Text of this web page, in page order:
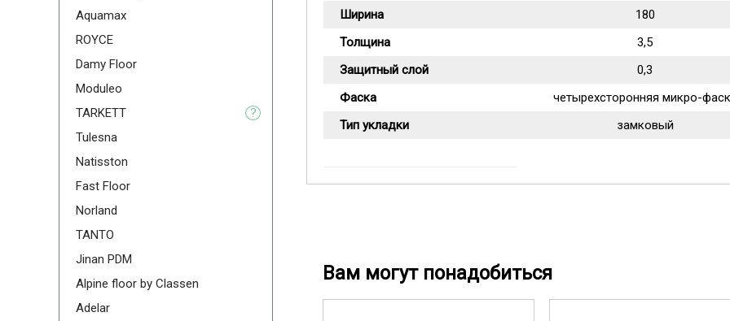
Ширина
180
Толщина
3,5
Защитный слой
0,3
Фаска
четырехсторонняя микро-
Тип укладки
замковый
Вам могут понадобиться
Aquamax
ROYCE
Damy Floor
Moduleo
TARKETT
?
Tulesna
Natisston
Fast Floor
Norland
TANTO
Jinan PDM
Alpine floor by Classen
Adelar